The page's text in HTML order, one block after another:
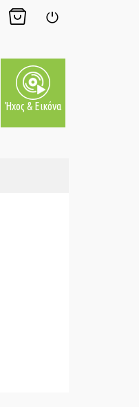
μου
Ήχος & Εικόνα